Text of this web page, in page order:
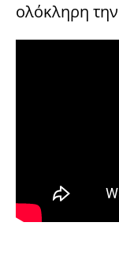
ολόκληρη